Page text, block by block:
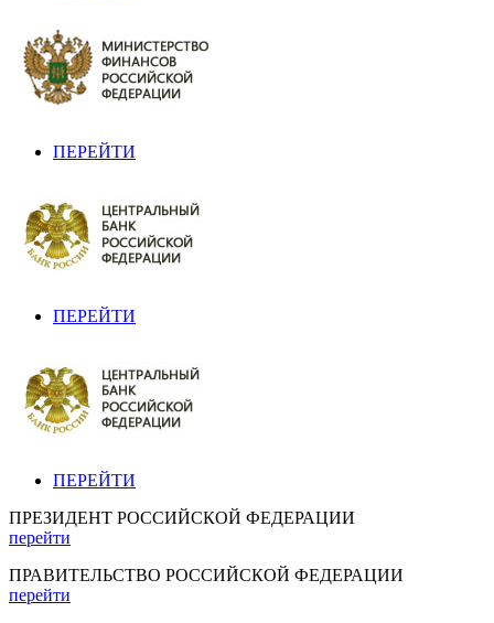
ПЕРЕЙТИ
ПЕРЕЙТИ
ПЕРЕЙТИ
ПРЕЗИДЕНТ РОССИЙСКОЙ ФЕДЕРАЦИИ
перейти
ПРАВИТЕЛЬСТВО РОССИЙСКОЙ ФЕДЕРАЦИИ
перейти